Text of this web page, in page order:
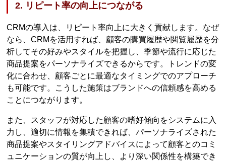
2. リピート率の向上につながる
CRMの導入は、リピート率向上に大きく貢献します。なぜ
なら、CRMを活用すれば、顧客の購買履歴や閲覧履歴を分
析してその好みやスタイルを把握し、季節や流行に応じた
商品提案をパーソナライズできるからです。トレンドの変
化に合わせ、顧客ごとに最適なタイミングでのアプローチ
も可能です。こうした施策はブランドへの信頼感を高める
ことにつながります。
また、スタッフが対応した顧客の嗜好傾向をシステムに入
力し、適切に情報を集積できれば、パーソナライズされた
商品提案やスタイリングアドバイスによって顧客とのコミ
ュニケーションの質が向上し、より深い関係性を構築でき